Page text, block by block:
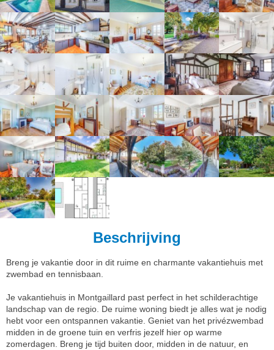
Beschrijving
Breng je vakantie door in dit ruime en charmante vakantiehuis met
zwembad en tennisbaan.
Je vakantiehuis in Montgaillard past perfect in het schilderachtige
landschap van de regio. De ruime woning biedt je alles wat je nodig
hebt voor een ontspannen vakantie. Geniet van het privézwembad
midden in de groene tuin en verfris jezelf hier op warme
zomerdagen. Breng je tijd buiten door, midden in de natuur, en